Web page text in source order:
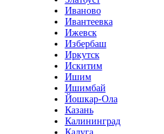
Иваново
Ивантеевка
Ижевск
Избербаш
Иркутск
Искитим
Ишим
Ишимбай
Йошкар-Ола
Казань
Калининград